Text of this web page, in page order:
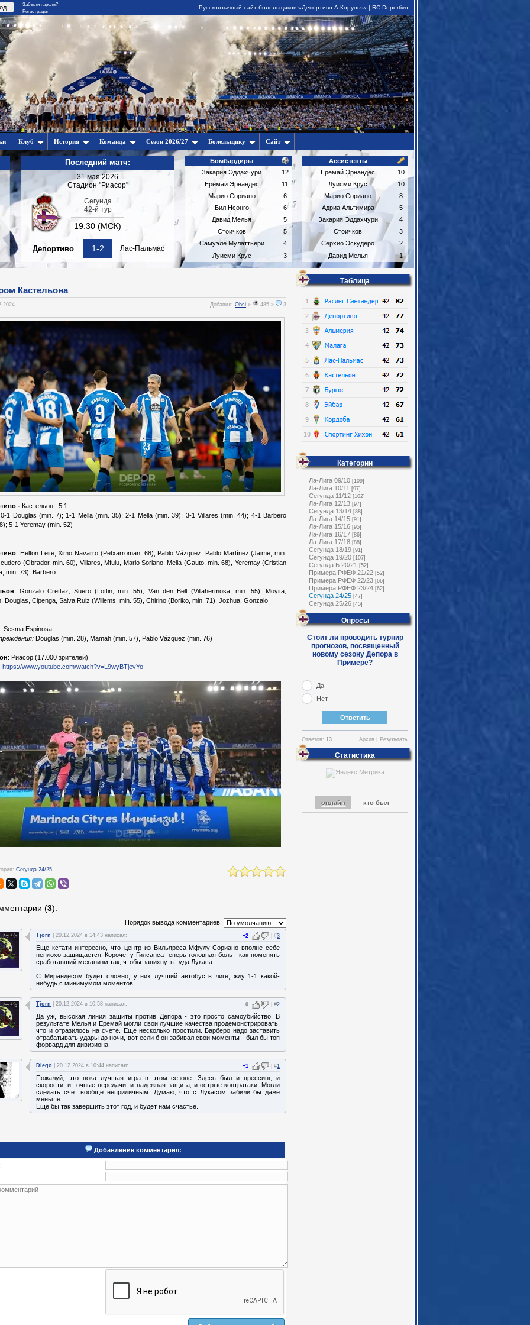
Забыли пароль?
Регистрация
Русскоязычный сайт болельщиков «Депортиво А-Корунья» | RC Deportivo
Клуб История Команда Сезон 2026/27 Болельщику Сайт
Последний матч:
31 мая 2026
Стадион "Риасор"
Сегунда
42-й тур
19:30 (МСК)
Депортиво Лас-Пальмас
1-2
Бомбардиры
Закария Эддахчури
12
Еремай Эрнандес
11
Марио Сориано
6
Бил Нсонго
6
Давид Мелья
5
Стоичков
5
Самуэле Мулаттьери
4
Луисми Крус
3
Ассистенты
Еремай Эрнандес
10
Луисми Крус
10
Марио Сориано
8
Адриа Альтимира
5
Закария Эддахчури
4
Стоичков
3
Серхио Эскудеро
2
Давид Мелья
1
Кастельона
Добавил: Obsi » 485 » 3
- Кастельон 5:1
1 Douglas (min. 7); 1-1 Mella (min. 35); 2-1 Mella (min. 39); 3-1 Villares (min. 44); 4-1 Barbero
5-1 Yeremay (min. 52)
: Helton Leite, Ximo Navarro (Petxarroman, 68), Pablo Vázquez, Pablo Martínez (Jaime, min.
(Obrador, min. 60), Villares, Mfulu, Mario Soriano, Mella (Gauto, min. 68), Yeremay (Cristian
min. 73), Barbero
: Gonzalo Crettaz, Suero (Lottin, min. 55), Van den Belt (Villahermosa, min. 55), Moyita,
Douglas, Cipenga, Salva Ruiz (Willems, min. 55), Chirino (Boriko, min. 71), Jozhua, Gonzalo
: Sesma Espinosa
Douglas (min. 28), Mamah (min. 57), Pablo Vázquez (min. 76)
: Риасор (17.000 зрителей)
https://www.youtube.com/watch?v=L9wyBTjevYo
Сегунда 24/25
(3):
Порядок вывода комментариев:
Tjorn | 20.12.2024 в 14:43 написал: +2 | #3
Еще кстати интересно, что центр из Вильяреса-Мфулу-Сориано вполне себе
неплохо защищается. Короче, у Гилсанса теперь головная боль - как поменять
сработавший механизм так, чтобы запихнуть туда Лукаса.
С Мирандесом будет сложно, у них лучший автобус в лиге, жду 1-1 какой-
нибудь с минимумом моментов.
Tjorn | 20.12.2024 в 10:58 написал: 0 | #2
Да уж, высокая линия защиты против Депора - это просто самоубийство. В
результате Мелья и Еремай могли свои лучшие качества продемонстрировать,
что и отразилось на счете. Еще несколько простили. Барберо надо заставить
отрабатывать удары до ночи, вот если б он забивал свои моменты - был бы топ
форвард для дивизиона.
Diego | 20.12.2024 в 10:44 написал: +1 | #1
Пожалуй, это пока лучшая игра в этом сезоне. Здесь был и прессинг, и
скорости, и точные передачи, и надежная защита, и острые контратаки. Могли
сделать счёт вообще неприличным. Думаю, что с Лукасом забили бы даже
меньше.
Ещё бы так завершить этот год, и будет нам счастье.
Добавление комментария:
Таблица
Категории
Ла-Лига 09/10 [109]
Ла-Лига 10/11 [97]
Сегунда 11/12 [102]
Ла-Лига 12/13 [97]
Сегунда 13/14 [88]
Ла-Лига 14/15 [91]
Ла-Лига 15/16 [95]
Ла-Лига 16/17 [86]
Ла-Лига 17/18 [88]
Сегунда 18/19 [91]
Сегунда 19/20 [107]
Сегунда Б 20/21 [52]
Примера РФЕФ 21/22 [52]
Примера РФЕФ 22/23 [66]
Примера РФЕФ 23/24 [62]
Сегунда 24/25 [47]
Сегунда 25/26 [45]
Опросы
Стоит ли проводить турнир
прогнозов, посвященный
новому сезону Депора в
Примере?
Да
Нет
Ответов: 13 Результаты
Архив
Статистика
онлайн кто был